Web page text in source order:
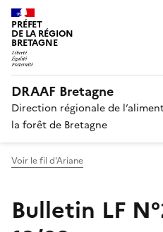
PRÉFET
DE LA RÉGION
BRETAGNE
DRAAF Bretagne
Direction régionale de
la forêt de Bretagne
Voir le fil d'Ariane
Bulletin LF